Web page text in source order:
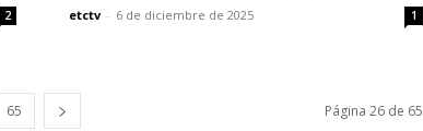
2 etctv - 6 de diciembre de 2025 1
65 Página 26 de 65